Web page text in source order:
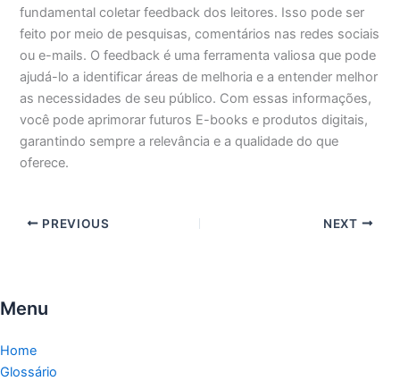
fundamental coletar feedback dos leitores. Isso pode ser
feito por meio de pesquisas, comentários nas redes sociais
ou e-mails. O feedback é uma ferramenta valiosa que pode
ajudá-lo a identificar áreas de melhoria e a entender melhor
as necessidades de seu público. Com essas informações,
você pode aprimorar futuros E-books e produtos digitais,
garantindo sempre a relevância e a qualidade do que
oferece.
PREVIOUS NEXT
Menu
Home
Glossário